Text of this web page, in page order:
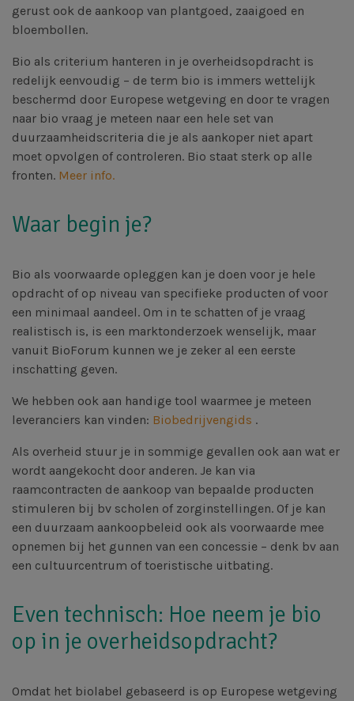
gerust ook de aankoop van plantgoed, zaaigoed en
bloembollen.
Bio als criterium hanteren in je overheidsopdracht is
redelijk eenvoudig – de term bio is immers wettelijk
beschermd door Europese wetgeving en door te vragen
naar bio vraag je meteen naar een hele set van
duurzaamheidscriteria die je als aankoper niet apart
moet opvolgen of controleren. Bio staat sterk op alle
fronten. Meer info.
Waar begin je?
Bio als voorwaarde opleggen kan je doen voor je hele
opdracht of op niveau van specifieke producten of voor
een minimaal aandeel. Om in te schatten of je vraag
realistisch is, is een marktonderzoek wenselijk, maar
vanuit BioForum kunnen we je zeker al een eerste
inschatting geven.
We hebben ook aan handige tool waarmee je meteen
leveranciers kan vinden: Biobedrijvengids .
Als overheid stuur je in sommige gevallen ook aan wat er
wordt aangekocht door anderen. Je kan via
raamcontracten de aankoop van bepaalde producten
stimuleren bij bv scholen of zorginstellingen. Of je kan
een duurzaam aankoopbeleid ook als voorwaarde mee
opnemen bij het gunnen van een concessie – denk bv aan
een cultuurcentrum of toeristische uitbating.
Even technisch: Hoe neem je bio
op in je overheidsopdracht?
Omdat het biolabel gebaseerd is op Europese wetgeving